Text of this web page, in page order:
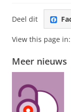
Deel dit
View this page in:
Meer nieuws